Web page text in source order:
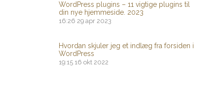
WordPress plugins – 11 vigtige plugins til
din nye hjemmeside. 2023
16:26 29 apr 2023
Hvordan skjuler jeg et indlæg fra forsiden i
WordPress
19:15 16 okt 2022